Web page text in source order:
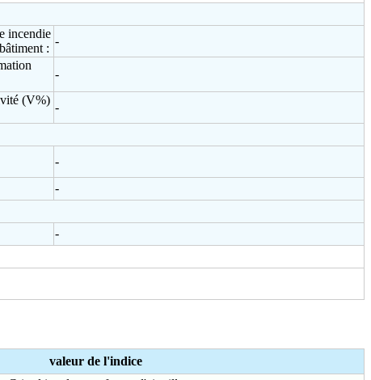
incendie
:
-
-
(V%)
-
-
-
-
valeur de l'indice